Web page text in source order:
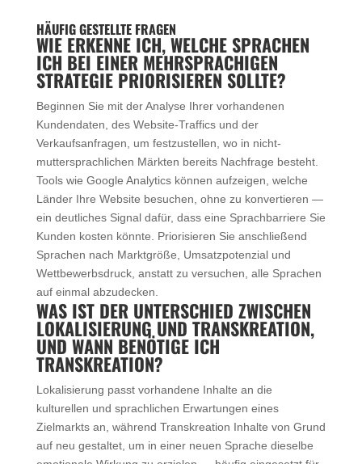
HÄUFIG GESTELLTE FRAGEN
WIE ERKENNE ICH, WELCHE SPRACHEN
ICH BEI EINER MEHRSPRACHIGEN
STRATEGIE PRIORISIEREN SOLLTE?
Beginnen Sie mit der Analyse Ihrer vorhandenen
Kundendaten, des Website-Traffics und der
Verkaufsanfragen, um festzustellen, wo in nicht-
muttersprachlichen Märkten bereits Nachfrage besteht.
Tools wie Google Analytics können aufzeigen, welche
Länder Ihre Website besuchen, ohne zu konvertieren —
ein deutliches Signal dafür, dass eine Sprachbarriere Sie
Kunden kosten könnte. Priorisieren Sie anschließend
Sprachen nach Marktgröße, Umsatzpotenzial und
Wettbewerbsdruck, anstatt zu versuchen, alle Sprachen
auf einmal abzudecken.
WAS IST DER UNTERSCHIED ZWISCHEN
LOKALISIERUNG UND TRANSKREATION,
UND WANN BENÖTIGE ICH
TRANSKREATION?
Lokalisierung passt vorhandene Inhalte an die
kulturellen und sprachlichen Erwartungen eines
Zielmarkts an, während Transkreation Inhalte von Grund
auf neu gestaltet, um in einer neuen Sprache dieselbe